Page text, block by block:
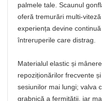
palmele tale. Scaunul
oferă tremurări multi-
experiența devine
întreruperile care distrag.
Materialul elastic și
repoziționărilor frecvente
sesiunilor mai lungi; valva
grabnică a fermității, iar